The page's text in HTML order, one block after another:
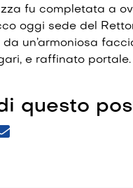
fu completa­ta a
oggi sede del
un’armoniosa
e raffinato por­tale.
questo